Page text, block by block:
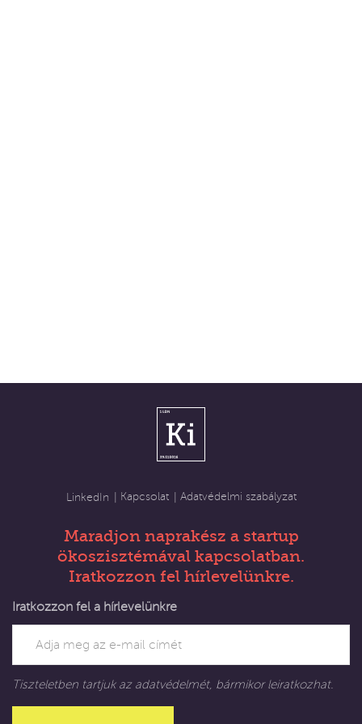
LinkedIn Kapcsolat Adatvédelmi szabályzat
Maradjon naprakész a startup
ökoszisztémával kapcsolatban.
Iratkozzon fel hírlevelünkre.
Iratkozzon fel a hírlevelünkre
Tiszteletben tartjuk az adatvédelmét, bármikor leiratkozhat.